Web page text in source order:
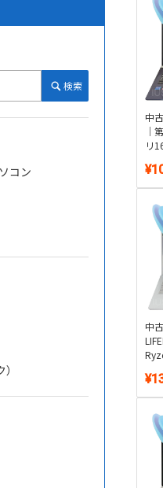
検索
コン
中
｜
リ
11
中